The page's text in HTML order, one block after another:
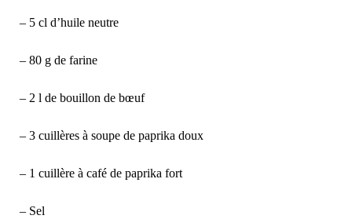
– 5 cl d’huile neutre
– 80 g de farine
– 2 l de bouillon de bœuf
– 3 cuillères à soupe de paprika doux
– 1 cuillère à café de paprika fort
– Sel